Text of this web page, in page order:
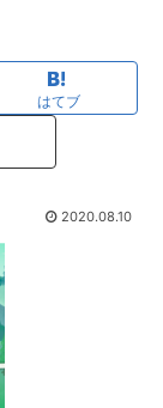
はてブ
2020.08.10